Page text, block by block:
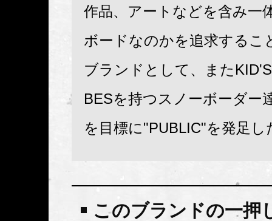
作品、アートなどを含み一
ボードなのかを追求するこ
ブランドとして、また
BESを持つスノーボーダー
を目標に"PUBLIC"を発足し
このブランドの一押